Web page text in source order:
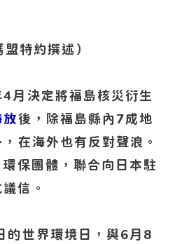
特約撰述）
4月決定將福島核災衍生
放後，除福島縣內7成地
，在海外也有反對聲浪。
保團體，聯合向日本駐
信。
的世界環境日，與6月8